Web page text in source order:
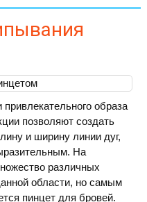
образа
позволяют создать
и ширину линии дуг,
На
различных
области, но самым
пинцет для бровей.